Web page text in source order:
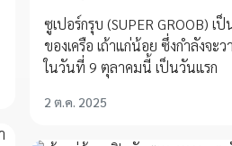
ซูเปอร์กรุบ (SUPER GROOB)
ของเครือ เถ้าแก่น้อย ซึ่งกำลังจะ
ในวันที่ 9 ตุลาคมนี้ เป็นวันแรก
2 ต.ค. 2025